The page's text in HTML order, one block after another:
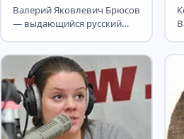
Валерий Яковлевич Брюсов
— выдающийся русский